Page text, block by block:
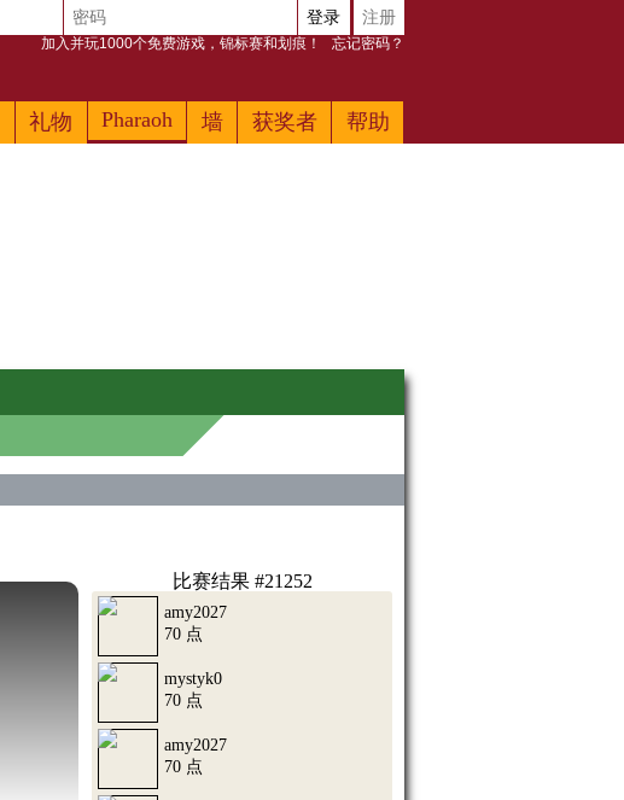
礼物 Pharaoh 墙 获奖者 帮助
登录 注册
加入并玩1000个免费游戏，锦标赛和划痕！ 忘记密码？
比赛结果 #21252
amy2027
70 点
mystyk0
70 点
amy2027
70 点